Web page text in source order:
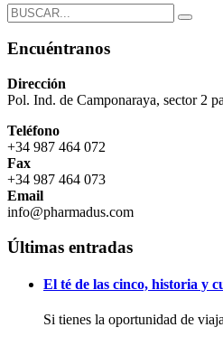
Encuéntranos
Dirección
Pol. Ind. de Camponaraya, sector 2
Teléfono
+34 987 464 072
Fax
+34 987 464 073
Email
info@pharmadus.com
Últimas entradas
El té de las cinco, historia y
Si tienes la oportunidad de